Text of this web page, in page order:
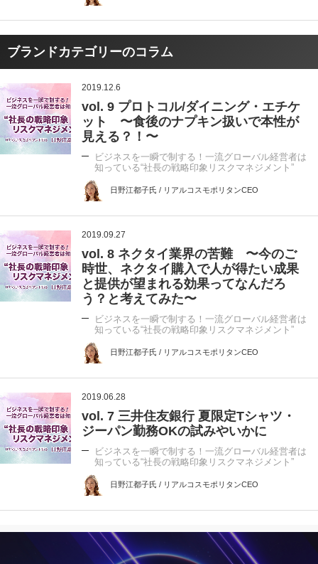
ブランドカテゴリーのコラム
2019.12.6
vol. 9 プロトコル/ダイニング・エチケ
ット 〜食後のナプキン扱いで本性が
見える？！〜
ビジネスを一瞬で制する！一流グローバル経営者は
知っている“社長の戦略印象リスクマネジメント”
日野江都子氏 / リアルコスモポリタンCEO
2019.09.27
vol. 8 ネクタイ業界の苦難 〜今のご
時世、ネクタイ購入で人が得たい成果
と提供が望まれる効果ってなんだろ
う？と考えてみた〜
ビジネスを一瞬で制する！一流グローバル経営者は
知っている“社長の戦略印象リスクマネジメント”
日野江都子氏 / リアルコスモポリタンCEO
2019.06.28
vol. 7 三井住友銀行 夏限定Tシャツ・
ジーパン勤務OKの試みやいかに
ビジネスを一瞬で制する！一流グローバル経営者は
知っている“社長の戦略印象リスクマネジメント”
日野江都子氏 / リアルコスモポリタンCEO